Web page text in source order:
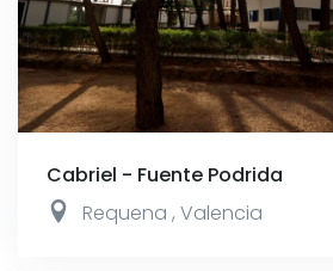
Cabriel - Fuente Podrida
Requena , Valencia